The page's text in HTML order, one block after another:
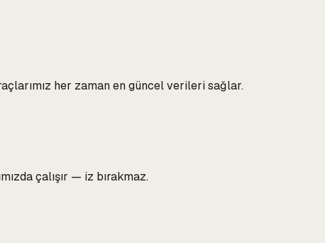
her zaman en güncel verileri sağlar.
çalışır — iz bırakmaz.